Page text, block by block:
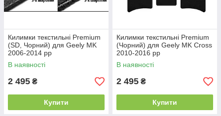
Килимки текстильні Premium
(SD, Чорний) для Geely MK
2006-2014 рр
В наявності
2 495 ₴
Купити
Килимки текстильні Premium
(Чорний) для Geely MK Cross
2010-2016 рр
В наявності
2 495 ₴
Купити